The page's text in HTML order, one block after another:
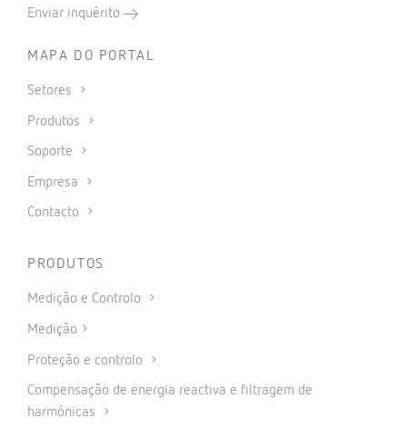
Enviar inquérito
MAPA DO PORTAL
Setores
Produtos
Soporte
Empresa
Contacto
PRODUTOS
Medição e Controlo
Medição
Proteção e controlo
Compensação de energia reactiva e filtragem de
harmónicas